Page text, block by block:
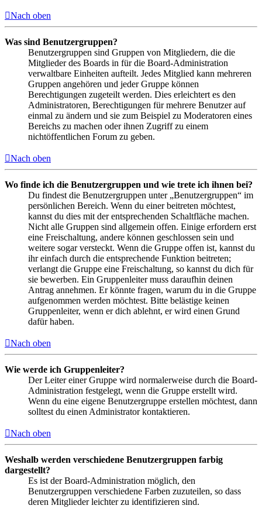
Nach oben
Was sind Benutzergruppen?
Benutzergruppen sind Gruppen von Mitgliedern, die die
Mitglieder des Boards in für die Board-Administration
verwaltbare Einheiten aufteilt. Jedes Mitglied kann mehreren
Gruppen angehören und jeder Gruppe können
Berechtigungen zugeteilt werden. Dies erleichtert es den
Administratoren, Berechtigungen für mehrere Benutzer auf
einmal zu ändern und sie zum Beispiel zu Moderatoren eines
Bereichs zu machen oder ihnen Zugriff zu einem
nichtöffentlichen Forum zu geben.
Nach oben
Wo finde ich die Benutzergruppen und wie trete ich ihnen bei?
Du findest die Benutzergruppen unter „Benutzergruppen“ im
persönlichen Bereich. Wenn du einer beitreten möchtest,
kannst du dies mit der entsprechenden Schaltfläche machen.
Nicht alle Gruppen sind allgemein offen. Einige erfordern erst
eine Freischaltung, andere können geschlossen sein und
weitere sogar versteckt. Wenn die Gruppe offen ist, kannst du
ihr einfach durch die entsprechende Funktion beitreten;
verlangt die Gruppe eine Freischaltung, so kannst du dich für
sie bewerben. Ein Gruppenleiter muss daraufhin deinen
Antrag annehmen. Er könnte fragen, warum du in die Gruppe
aufgenommen werden möchtest. Bitte belästige keinen
Gruppenleiter, wenn er dich ablehnt, er wird einen Grund
dafür haben.
Nach oben
Wie werde ich Gruppenleiter?
Der Leiter einer Gruppe wird normalerweise durch die Board-
Administration festgelegt, wenn die Gruppe erstellt wird.
Wenn du eine eigene Benutzergruppe erstellen möchtest, dann
solltest du einen Administrator kontaktieren.
Nach oben
Weshalb werden verschiedene Benutzergruppen farbig
dargestellt?
Es ist der Board-Administration möglich, den
Benutzergruppen verschiedene Farben zuzuteilen, so dass
deren Mitglieder leichter zu identifizieren sind.